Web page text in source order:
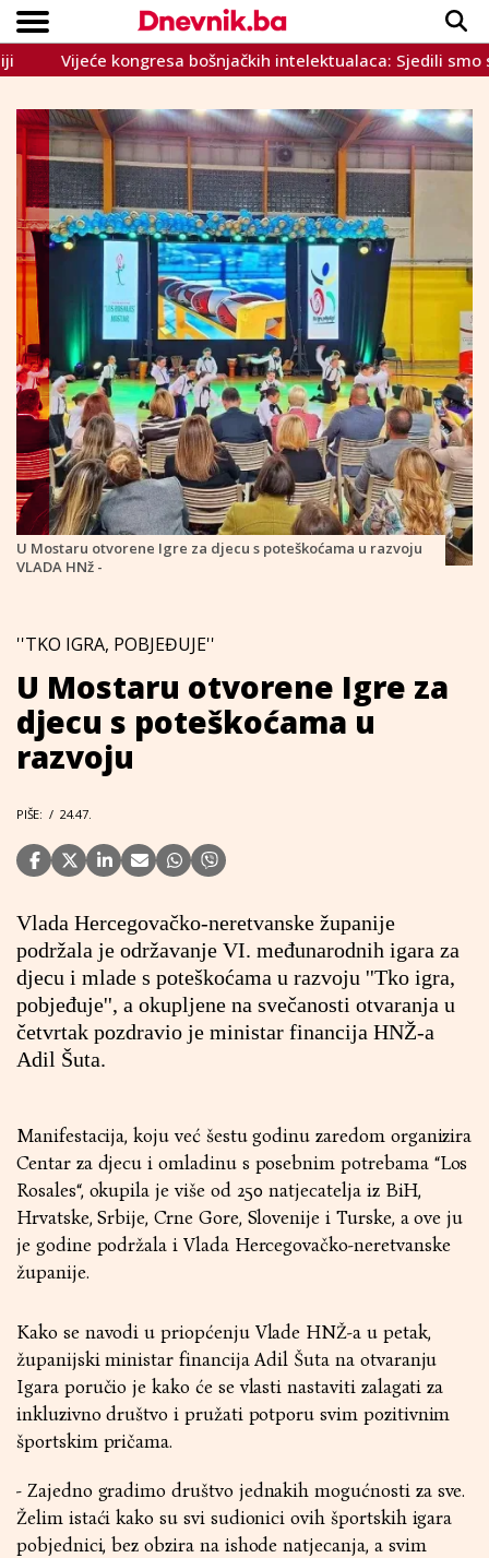
VIJESTI
SPORT
INTERVIEW
TEME
CRNA KRONIKA
LIFESTYLE
Copyright © Dnevnik.ba 2023.
Vijeće kongresa bošnjačkih intelektualaca: Sjedili smo s
U Mostaru otvorene Igre za djecu s poteškoćama u razvoju
VLADA HNž -
''TKO IGRA, POBJEĐUJE''
U Mostaru otvorene Igre za
djecu s poteškoćama u
razvoju
PIŠE: / 24.47.
Vlada Hercegovačko-neretvanske županije
podržala je održavanje VI. međunarodnih igara za
djecu i mlade s poteškoćama u razvoju ''Tko igra,
pobjeđuje'', a okupljene na svečanosti otvaranja u
četvrtak pozdravio je ministar financija HNŽ-a
Adil Šuta.
Manifestacija, koju već šestu godinu zaredom organizira
Centar za djecu i omladinu s posebnim potrebama “Los
Rosales“, okupila je više od 250 natjecatelja iz BiH,
Hrvatske, Srbije, Crne Gore, Slovenije i Turske, a ove ju
je godine podržala i Vlada Hercegovačko-neretvanske
županije.
Kako se navodi u priopćenju Vlade HNŽ-a u petak,
županijski ministar financija Adil Šuta na otvaranju
Igara poručio je kako će se vlasti nastaviti zalagati za
inkluzivno društvo i pružati potporu svim pozitivnim
športskim pričama.
- Zajedno gradimo društvo jednakih mogućnosti za sve.
Želim istaći kako su svi sudionici ovih športskih igara
pobjednici, bez obzira na ishode natjecanja, a svim